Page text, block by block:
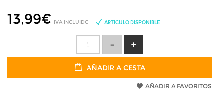
13,99€ IVA INCLUIDO ARTÍCULO DISPONIBLE
AÑADIR A CESTA
AÑADIR A FAVORITOS